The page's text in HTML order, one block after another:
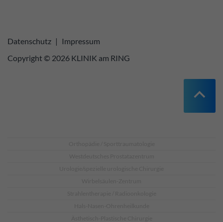
Datenschutz | Impressum
Copyright © 2026 KLINIK am RING